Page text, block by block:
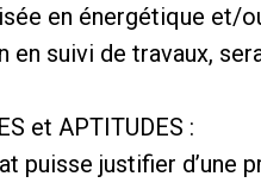
en énergétique et/
suivi de travaux,
et APTITUDES :
puisse justifier d’une